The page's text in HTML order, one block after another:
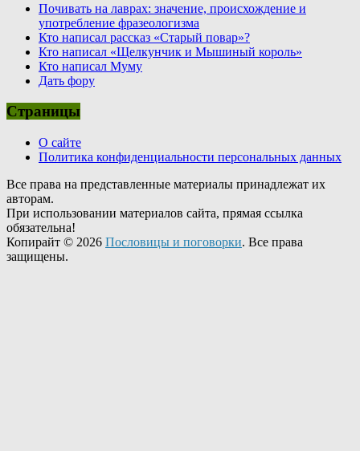
Почивать на лаврах: значение, происхождение и
употребление фразеологизма
Кто написал рассказ «Старый повар»?
Кто написал «Щелкунчик и Мышиный король»
Кто написал Муму
Дать фору
Страницы
О сайте
Политика конфиденциальности персональных данных
Все права на представленные материалы принадлежат их
авторам.
При использовании материалов сайта, прямая ссылка
обязательна!
Копирайт © 2026 Пословицы и поговорки. Все права
защищены.